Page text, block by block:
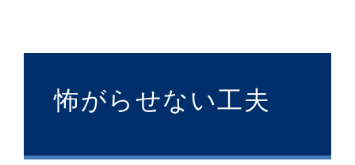
怖がらせない工夫